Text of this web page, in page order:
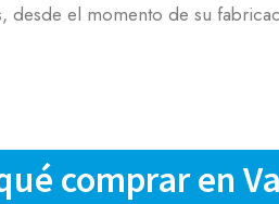
el momento de su
comprar en